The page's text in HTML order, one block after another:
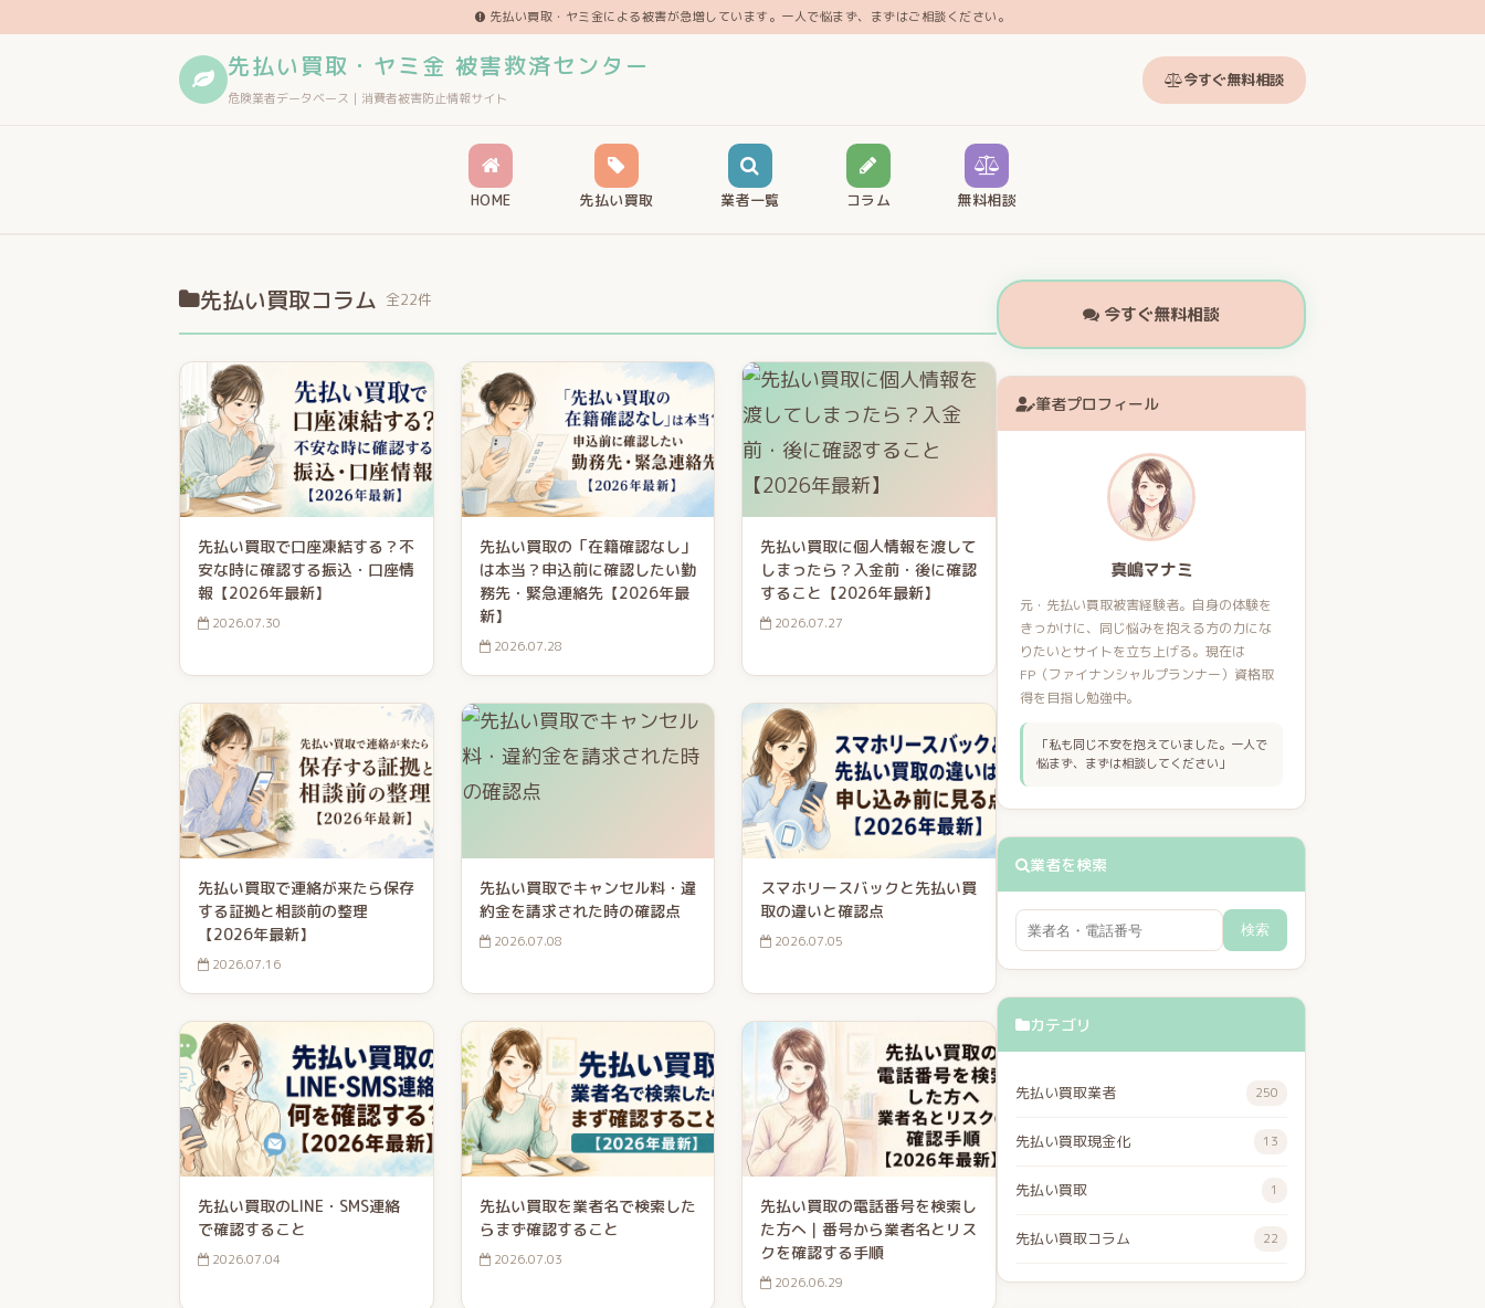
先払い買取・ヤミ金による被害が急増しています。一人で悩まず、まずはご相談ください。
先払い買取・ヤミ金 被害救済センター
危険業者データベース｜消費者被害防止情報サイト
今すぐ無料相談
HOME 先払い買取 業者一覧 コラム 無料相談
先払い買取コラム 全22件
先払い買取で口座凍結する？不
安な時に確認する振込・口座情
報【2026年最新】
2026.07.30
先払い買取の「在籍確認なし」
は本当？申込前に確認したい勤
務先・緊急連絡先【2026年最
新】
2026.07.28
先払い買取に個人情報を渡して
しまったら？入金前・後に確認
すること【2026年最新】
2026.07.27
先払い買取で連絡が来たら保存
する証拠と相談前の整理
【2026年最新】
2026.07.16
先払い買取でキャンセル料・違
約金を請求された時の確認点
2026.07.08
スマホリースバックと先払い買
取の違いと確認点
2026.07.05
先払い買取のLINE・SMS連絡
で確認すること
2026.07.04
先払い買取を業者名で検索した
らまず確認すること
2026.07.03
先払い買取の電話番号を検索し
た方へ｜番号から業者名とリス
クを確認する手順
2026.06.29
今すぐ無料相談
筆者プロフィール
真嶋マナミ
元・先払い買取被害経験者。自身の体験を
きっかけに、同じ悩みを抱える方の力にな
りたいとサイトを立ち上げる。現在は
FP（ファイナンシャルプランナー）資格取
得を目指し勉強中。
「私も同じ不安を抱えていました。一人で
悩まず、まずは相談してください」
業者を検索
検索
カテゴリ
先払い買取業者 250
先払い買取現金化 13
先払い買取 1
先払い買取コラム 22